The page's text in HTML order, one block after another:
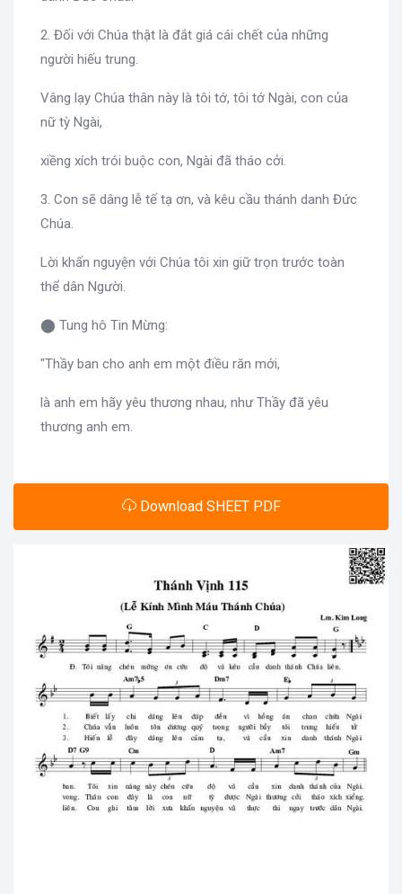
2. Đối với Chúa thật là đắt giá cái chết của những
người hiếu trung.
Vâng lạy Chúa thân này là tôi tớ, tôi tớ Ngài, con của
nữ tỳ Ngài,
xiềng xích trói buộc con, Ngài đã tháo cởi.
3. Con sẽ dâng lễ tế tạ ơn, và kêu cầu thánh danh Đức
Chúa.
Lời khấn nguyện với Chúa tôi xin giữ trọn trước toàn
thể dân Người.
⬤ Tung hô Tin Mừng:
"Thầy ban cho anh em một điều răn mới,
là anh em hãy yêu thương nhau, như Thầy đã yêu
thương anh em.
Download SHEET PDF